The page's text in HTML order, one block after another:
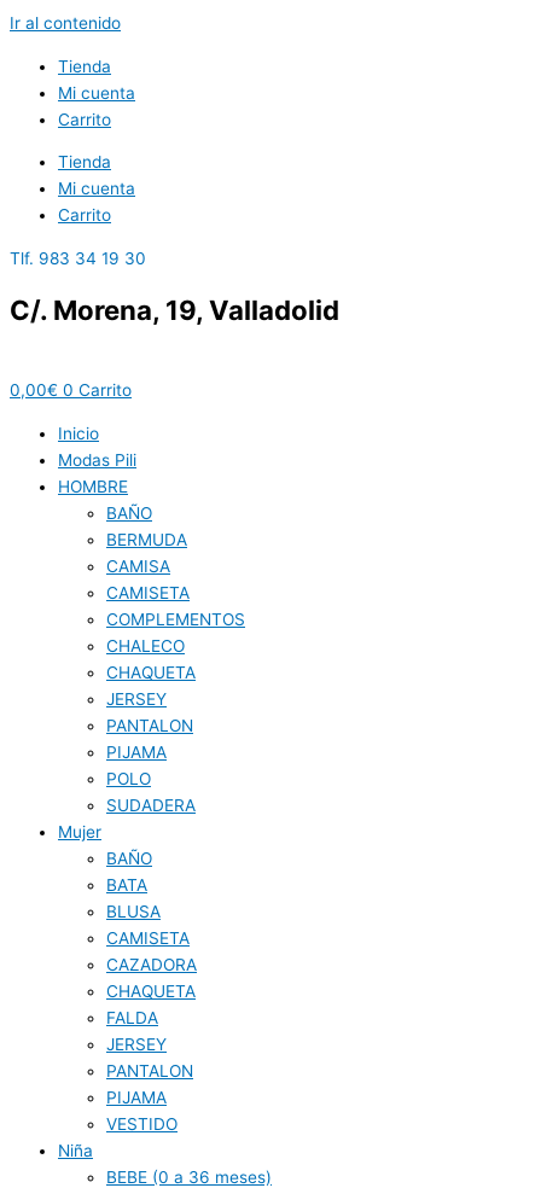
Ir al contenido
Tienda
Mi cuenta
Carrito
Tienda
Mi cuenta
Carrito
Tlf. 983 34 19 30
C/. Morena, 19, Valladolid
0,00€ 0 Carrito
Inicio
Modas Pili
HOMBRE
BAÑO
BERMUDA
CAMISA
CAMISETA
COMPLEMENTOS
CHALECO
CHAQUETA
JERSEY
PANTALON
PIJAMA
POLO
SUDADERA
Mujer
BAÑO
BATA
BLUSA
CAMISETA
CAZADORA
CHAQUETA
FALDA
JERSEY
PANTALON
PIJAMA
VESTIDO
Niña
BEBE (0 a 36 meses)